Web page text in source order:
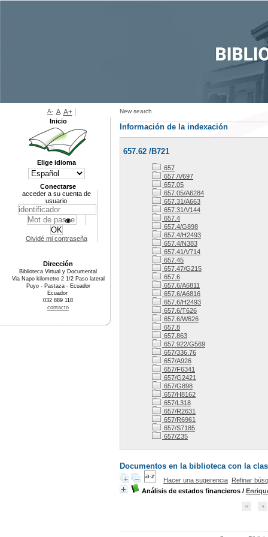
New search
Información de la indexación
657.62 /B721
657
657 /V697
657.05
657.05/A6284
657.31/A663
657.31/V144
657.4
657.4/G898
657.4/H2493
657.4/N383
657.41/V714
657.45
657.47/G215
657.6
657.6/A6811
657.6/A6816
657.6/H2493
657.6/T626
657.6/W626
657.8
657.863
657.922/G569
657/336.76
657/A926
657/F6341
657/G2421
657/G898
657/H8162
657/L318
657/R2631
657/R6961
657/S7185
657/Z35
Documentos en la biblioteca con la
Hacer una sugerencia Refinar
Análisis de estados financieros /
A- A A+
Inicio
Elige idioma
Conectarse
acceder a su cuenta de
usuario
Olvidé mi contraseña
Dirección
Biblioteca Virtual y Documental
Via Napo kilometro 2 1/2 Paso lateral
Puyo - Pastaza - Ecuador
Ecuador
032 889 118
contacto